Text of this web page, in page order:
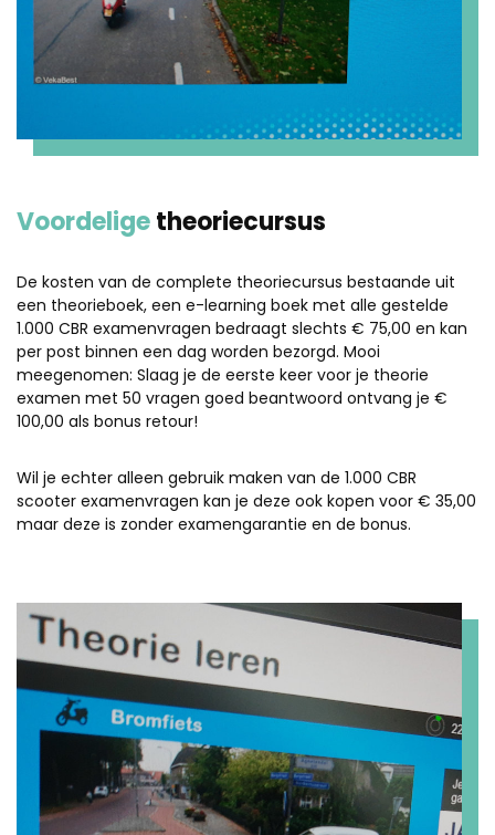
Voordeligetheoriecursus
De kosten van de complete theoriecursus bestaande uit
een theorieboek, een e-learning boek met alle gestelde
1.000 CBR examenvragen bedraagt slechts € 75,00 en kan
per post binnen een dag worden bezorgd. Mooi
meegenomen: Slaag je de eerste keer voor je theorie
examen met 50 vragen goed beantwoord ontvang je €
100,00 als bonus retour!
Wil je echter alleen gebruik maken van de 1.000 CBR
scooter examenvragen kan je deze ook kopen voor € 35,00
maar deze is zonder examengarantie en de bonus.